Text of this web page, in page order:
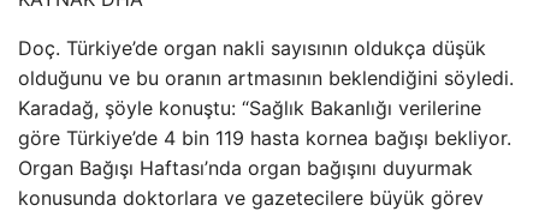
Doç. Türkiye’de organ nakli sayısının oldukça düşük
olduğunu ve bu oranın artmasının beklendiğini söyledi.
Karadağ, şöyle konuştu: “Sağlık Bakanlığı verilerine
göre Türkiye’de 4 bin 119 hasta kornea bağışı bekliyor.
Organ Bağışı Haftası’nda organ bağışını duyurmak
konusunda doktorlara ve gazetecilere büyük görev